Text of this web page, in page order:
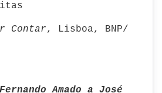
Contar, Lisboa, BNP/
Amado a José